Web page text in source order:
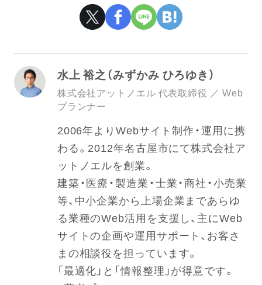
水上 裕之（みずかみ ひろゆき）
株式会社アットノエル 代表取締役 ／ Web
プランナー
2006年よりWebサイト制作・運用に携
わる。2012年名古屋市にて株式会社ア
ットノエルを創業。
建築・医療・製造業・士業・商社・小売業
等、中小企業から上場企業まであらゆ
る業種のWeb活用を支援し、主にWeb
サイトの企画や運用サポート、お客さ
まの相談役を担っています。
「最適化」と「情報整理」が得意です。